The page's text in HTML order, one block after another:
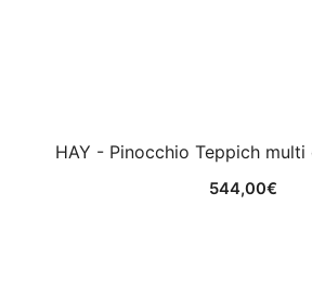
HAY - Pinocchio Teppich multi
544,00€